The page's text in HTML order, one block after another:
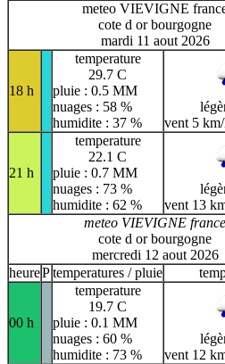
meteo VIEVIGNE
cote d or bourgogne
mardi 11 aout 2026
18 h
temperature
29.7 C
pluie : 0.5 MM
nuages : 58 %
humidite : 37 %
vent 5
21 h
temperature
22.1 C
pluie : 0.7 MM
nuages : 73 %
humidite : 62 %
vent 13
meteo VIEVIGNE france
cote d or bourgogne
mercredi 12 aout 2026
heurePtemperatures / pluie
00 h
temperature
19.7 C
pluie : 0.1 MM
nuages : 60 %
humidite : 73 %
vent 12